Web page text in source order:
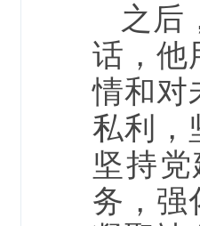
之后
话，他
情和对
私利，
坚持
务，强